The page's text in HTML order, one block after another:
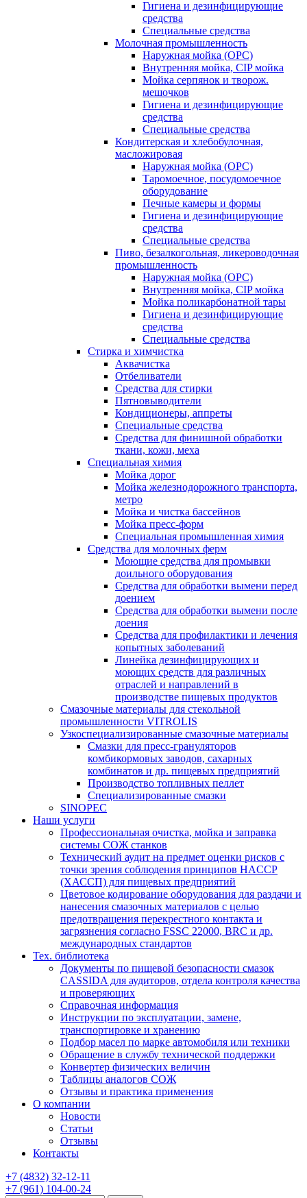
Гигиена и дезинфицирующие
средства
Специальные средства
Молочная промышленность
Наружная мойка (ОРС)
Внутренняя мойка, CIP мойка
Мойка серпянок и творож.
мешочков
Гигиена и дезинфицирующие
средства
Специальные средства
Кондитерская и хлебобулочная,
масложировая
Наружная мойка (ОРС)
Таромоечное, посудомоечное
оборудование
Печные камеры и формы
Гигиена и дезинфицирующие
средства
Специальные средства
Пиво, безалкогольная, ликероводочная
промышленность
Наружная мойка (ОРС)
Внутренняя мойка, CIP мойка
Мойка поликарбонатной тары
Гигиена и дезинфицирующие
средства
Специальные средства
Стирка и химчистка
Аквачистка
Отбеливатели
Средства для стирки
Пятновыводители
Кондиционеры, аппреты
Специальные средства
Средства для финишной обработки
ткани, кожи, меха
Специальная химия
Мойка дорог
Мойка железнодорожного транспорта,
метро
Мойка и чистка бассейнов
Мойка пресс-форм
Специальная промышленная химия
Средства для молочных ферм
Моющие средства для промывки
доильного оборудования
Средства для обработки вымени перед
доением
Средства для обработки вымени после
доения
Средства для профилактики и лечения
копытных заболеваний
Линейка дезинфицирующих и
моющих средств для различных
отраслей и направлений в
производстве пищевых продуктов
Смазочные материалы для стекольной
промышленности VITROLIS
Узкоспециализированные смазочные материалы
Смазки для пресс-грануляторов
комбикормовых заводов, сахарных
комбинатов и др. пищевых предприятий
Производство топливных пеллет
Специализированные смазки
SINOPEC
Наши услуги
Профессиональная очистка, мойка и заправка
системы СОЖ станков
Технический аудит на предмет оценки рисков с
точки зрения соблюдения принципов HACCP
(ХАССП) для пищевых предприятий
Цветовое кодирование оборудования для раздачи и
нанесения смазочных материалов с целью
предотвращения перекрестного контакта и
загрязнения согласно FSSC 22000, BRC и др.
международных стандартов
Тех. библиотека
Документы по пищевой безопасности смазок
CASSIDA для аудиторов, отдела контроля качества
и проверяющих
Справочная информация
Инструкции по эксплуатации, замене,
транспортировке и хранению
Подбор масел по марке автомобиля или техники
Обращение в службу технической поддержки
Конвертер физических величин
Таблицы аналогов СОЖ
Отзывы и практика применения
О компании
Новости
Статьи
Отзывы
Контакты
+7 (4832) 32-12-11
+7 (961) 104-00-24